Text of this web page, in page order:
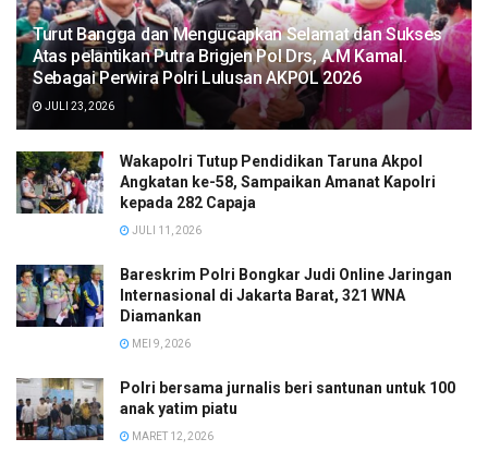
Turut Bangga dan Mengucapkan Selamat dan Sukses
Atas pelantikan Putra Brigjen Pol Drs, A.M Kamal.
Sebagai Perwira Polri Lulusan AKPOL 2026
JULI 23, 2026
Wakapolri Tutup Pendidikan Taruna Akpol
Angkatan ke-58, Sampaikan Amanat Kapolri
kepada 282 Capaja
JULI 11, 2026
Bareskrim Polri Bongkar Judi Online Jaringan
Internasional di Jakarta Barat, 321 WNA
Diamankan
MEI 9, 2026
Polri bersama jurnalis beri santunan untuk 100
anak yatim piatu
MARET 12, 2026